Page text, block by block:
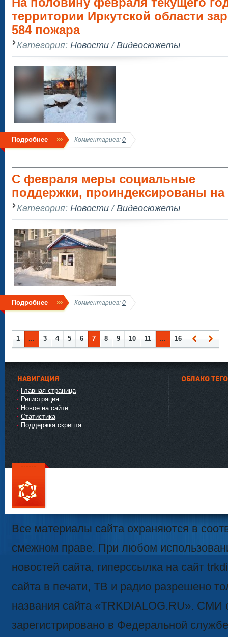
территории Иркутской области
584 пожара
Категория: Новости/Видеосюжеты
Подробнее Комментариев: 0
С февраля меры социальные
поддержки, проиндексированы на
Категория: Новости/Видеосюжеты
Подробнее Комментариев: 0
1 ... 3 4 5 6 7 8 9 10 11 ...
16
НАВИГАЦИЯ
Главная страница
Регистрация
Новое на сайте
Статистика
Поддержка скрипта
ОБЛАКО
111
Все материалы сайта охраняются в
смежном праве. При любом
новостей сайта, гиперссылка на сайт
сайта в печати, ТВ и радио разрешено
названия сайта «TRKDIALOG.RU». СМИ
зарегистрировано в Федеральной